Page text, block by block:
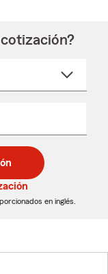
en inglés.